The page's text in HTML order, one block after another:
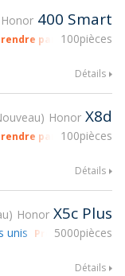
Honor 400 Smart
100pièces
part à gsmX
Détails
Honor X8d
100pièces
part à gsmX
Détails
Honor X5c Plus
5000pièces
unis Prendre part à
Détails